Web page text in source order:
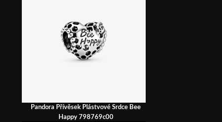
Pandora Přívěsek Plástvové Srdce Bee
Happy 798769c00